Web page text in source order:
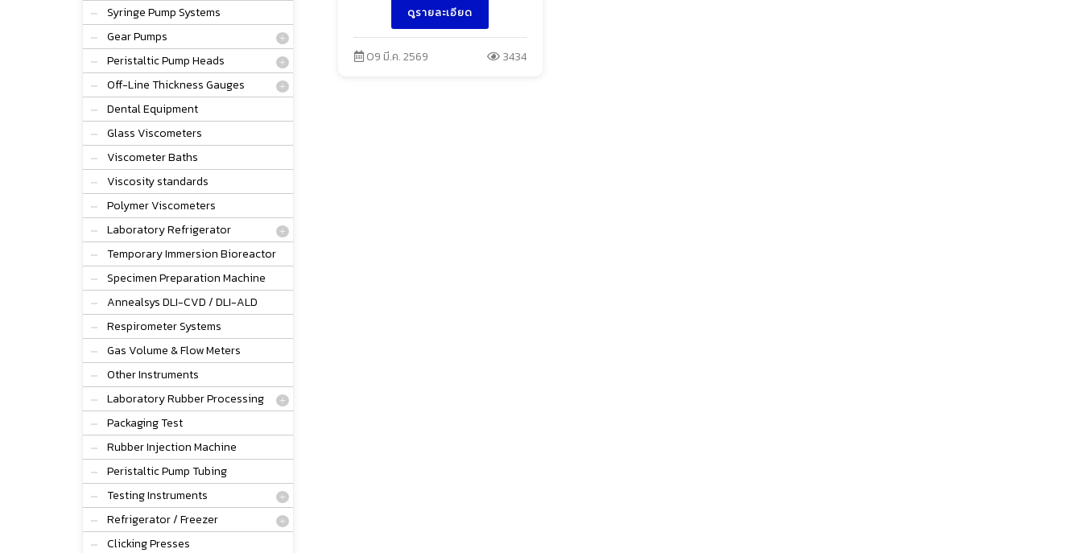
Syringe Pump Systems
Gear Pumps
Peristaltic Pump Heads
Off-Line Thickness Gauges
Dental Equipment
Glass Viscometers
Viscometer Baths
Viscosity standards
Polymer Viscometers
Laboratory Refrigerator
Temporary Immersion Bioreactor
Specimen Preparation Machine
Annealsys DLI-CVD / DLI-ALD
Respirometer Systems
Gas Volume & Flow Meters
Other Instruments
Laboratory Rubber Processing
Packaging Test
Rubber Injection Machine
Peristaltic Pump Tubing
Testing Instruments
Refrigerator / Freezer
Clicking Presses
ดูรายละเอียด
09 มี.ค. 2569 3434